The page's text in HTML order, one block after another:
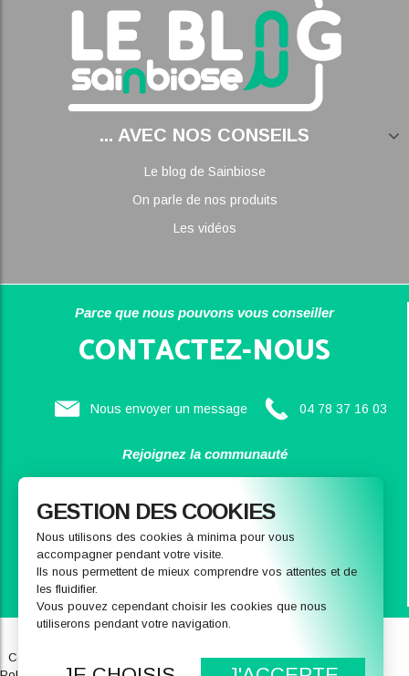
... AVEC NOS CONSEILS
Le blog de Sainbiose
On parle de nos produits
Les vidéos
Parce que nous pouvons vous conseiller
CONTACTEZ-NOUS
Nous envoyer un message 04 78 37 16 03
Rejoignez la communauté
SAINBIOSE
Conditions générales de ventes
FAQ
GESTION DES COOKIES
Nous utilisons des cookies à minima pour vous
accompagner pendant votre visite.
Ils nous permettent de mieux comprendre vos attentes et de
les fluidifier.
Vous pouvez cependant choisir les cookies que nous
utiliserons pendant votre navigation.